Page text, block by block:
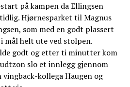
på kampen da Ellingsen
Hjørnesparket til Magnus
som med en godt plassert
mål helt ute ved stolpen.
godt og etter ti minutter kom
slo et innlegg gjennom
kollega Haugen og